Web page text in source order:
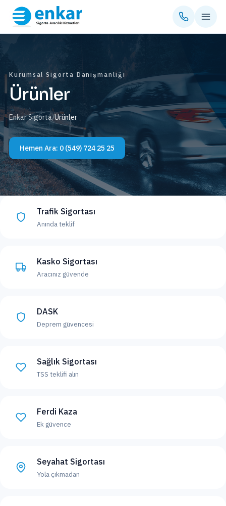
Kurumsal Sigorta Danışmanlığı
Ürünler
Enkar Sigorta/Ürünler
Hemen Ara: 0 (549) 724 25 25
Trafik Sigortası
Anında teklif
Kasko Sigortası
Aracınız güvende
DASK
Deprem güvencesi
Sağlık Sigortası
TSS teklifi alın
Ferdi Kaza
Ek güvence
Seyahat Sigortası
Yola çıkmadan